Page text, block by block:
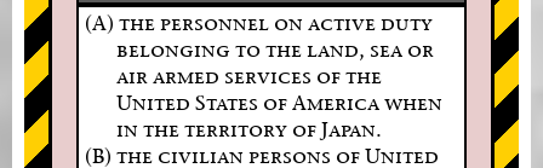
(A) the personnel on active duty
belonging to the land, sea or
air armed services of the
United States of America when
in the territory of Japan.
(B) the civilian persons of United